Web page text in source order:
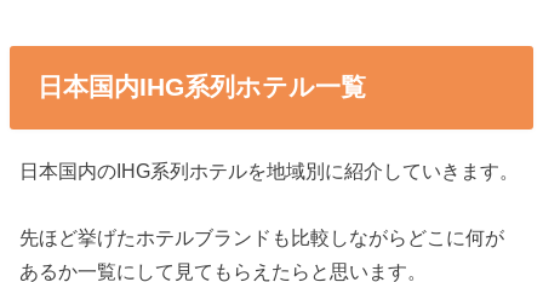
日本国内IHG系列ホテル一覧
日本国内のIHG系列ホテルを地域別に紹介していきます。
先ほど挙げたホテルブランドも比較しながらどこに何が
あるか一覧にして見てもらえたらと思います。